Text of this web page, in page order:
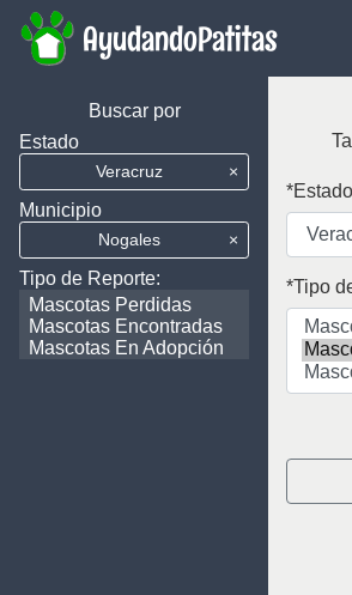
AyudandoPatitas
Buscar por
Estado
Veracruz ×
Municipio
Nogales ×
Tipo de Reporte:
Mascotas Perdidas
Mascotas Encontradas
Mascotas En Adopción
Estado
Tipo